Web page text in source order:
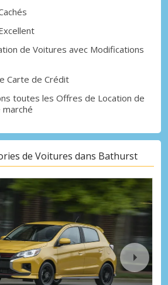
de Voitures avec Modifications
Carte de Crédit
toutes les Offres de Location de
de Voitures dans Bathurst